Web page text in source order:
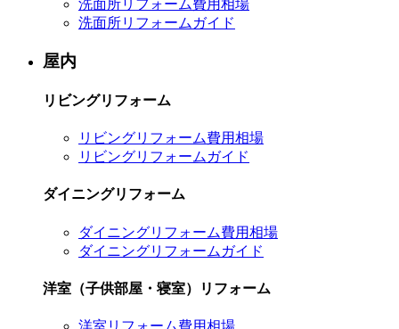
洗面所リフォーム費用相場
洗面所リフォームガイド
屋内
リビングリフォーム
リビングリフォーム費用相場
リビングリフォームガイド
ダイニングリフォーム
ダイニングリフォーム費用相場
ダイニングリフォームガイド
洋室（子供部屋・寝室）リフォーム